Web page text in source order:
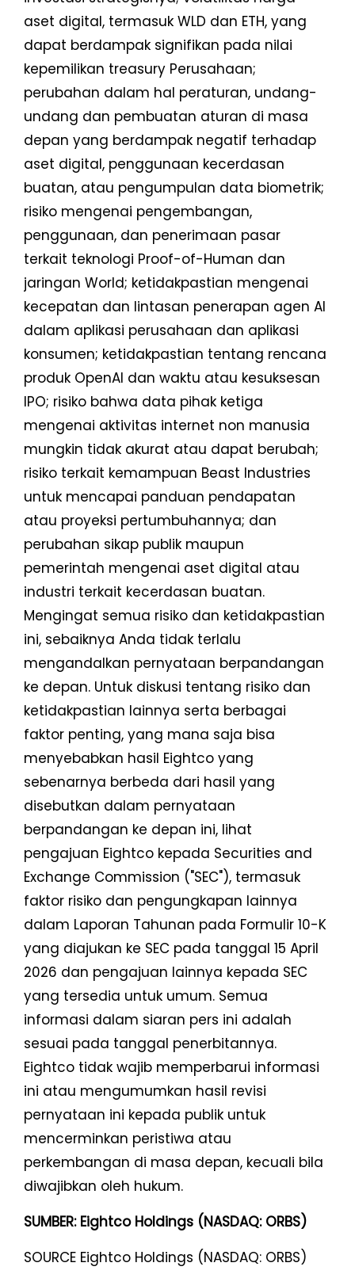
aset digital, termasuk WLD dan ETH, yang
dapat berdampak signifikan pada nilai
kepemilikan treasury Perusahaan;
perubahan dalam hal peraturan, undang-
undang dan pembuatan aturan di masa
depan yang berdampak negatif terhadap
aset digital, penggunaan kecerdasan
buatan, atau pengumpulan data biometrik;
risiko mengenai pengembangan,
penggunaan, dan penerimaan pasar
terkait teknologi Proof-of-Human dan
jaringan World; ketidakpastian mengenai
kecepatan dan lintasan penerapan agen AI
dalam aplikasi perusahaan dan aplikasi
konsumen; ketidakpastian tentang rencana
produk OpenAI dan waktu atau kesuksesan
IPO; risiko bahwa data pihak ketiga
mengenai aktivitas internet non manusia
mungkin tidak akurat atau dapat berubah;
risiko terkait kemampuan Beast Industries
untuk mencapai panduan pendapatan
atau proyeksi pertumbuhannya; dan
perubahan sikap publik maupun
pemerintah mengenai aset digital atau
industri terkait kecerdasan buatan.
Mengingat semua risiko dan ketidakpastian
ini, sebaiknya Anda tidak terlalu
mengandalkan pernyataan berpandangan
ke depan. Untuk diskusi tentang risiko dan
ketidakpastian lainnya serta berbagai
faktor penting, yang mana saja bisa
menyebabkan hasil Eightco yang
sebenarnya berbeda dari hasil yang
disebutkan dalam pernyataan
berpandangan ke depan ini, lihat
pengajuan Eightco kepada Securities and
Exchange Commission ("SEC"), termasuk
faktor risiko dan pengungkapan lainnya
dalam Laporan Tahunan pada Formulir 10-K
yang diajukan ke SEC pada tanggal 15 April
2026 dan pengajuan lainnya kepada SEC
yang tersedia untuk umum. Semua
informasi dalam siaran pers ini adalah
sesuai pada tanggal penerbitannya.
Eightco tidak wajib memperbarui informasi
ini atau mengumumkan hasil revisi
pernyataan ini kepada publik untuk
mencerminkan peristiwa atau
perkembangan di masa depan, kecuali bila
diwajibkan oleh hukum.
SUMBER: Eightco Holdings (NASDAQ: ORBS)
SOURCE Eightco Holdings (NASDAQ: ORBS)